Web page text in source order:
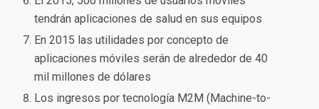
tendrán aplicaciones de salud en sus equipos
En 2015 las utilidades por concepto de
aplicaciones móviles serán de alrededor de 40
mil millones de dólares
Los ingresos por tecnología M2M (Machine-to-